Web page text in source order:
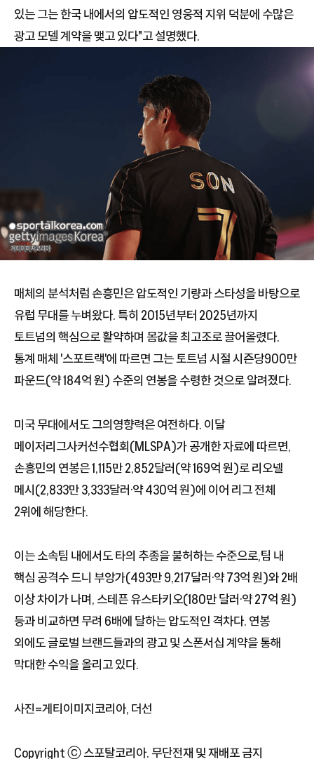
있는 그는 한국 내에서의 압도적인 영웅적 지위 덕분에 수많은
광고 모델 계약을 맺고 있다"고 설명했다.
매체의 분석처럼 손흥민은 압도적인 기량과 스타성을 바탕으로
유럽 무대를 누벼왔다. 특히 2015년부터 2025년까지
토트넘의 핵심으로 활약하며 몸값을 최고조로 끌어올렸다.
통계 매체 '스포트랙'에 따르면 그는 토트넘 시절 시즌당900만
파운드(약 184억 원) 수준의 연봉을 수령한 것으로 알려졌다.
미국 무대에서도 그의영향력은 여전하다. 이달
메이저리그사커선수협회(MLSPA)가 공개한 자료에 따르면,
손흥민의 연봉은 1,115만 2,852달러(약 169억 원)로 리오넬
메시(2,833만 3,333달러·약 430억 원)에 이어 리그 전체
2위에 해당한다.
이는 소속팀 내에서도 타의 추종을 불허하는 수준으로,팀 내
핵심 공격수 드니 부앙가(493만 9,217달러·약 73억 원)와 2배
이상 차이가 나며, 스테픈 유스타키오(180만 달러·약 27억 원)
등과 비교하면 무려 6배에 달하는 압도적인 격차다. 연봉
외에도 글로벌 브랜드들과의 광고 및 스폰서십 계약을 통해
막대한 수익을 올리고 있다.
사진=게티이미지코리아, 더선
Copyright ⓒ 스포탈코리아. 무단전재 및 재배포 금지